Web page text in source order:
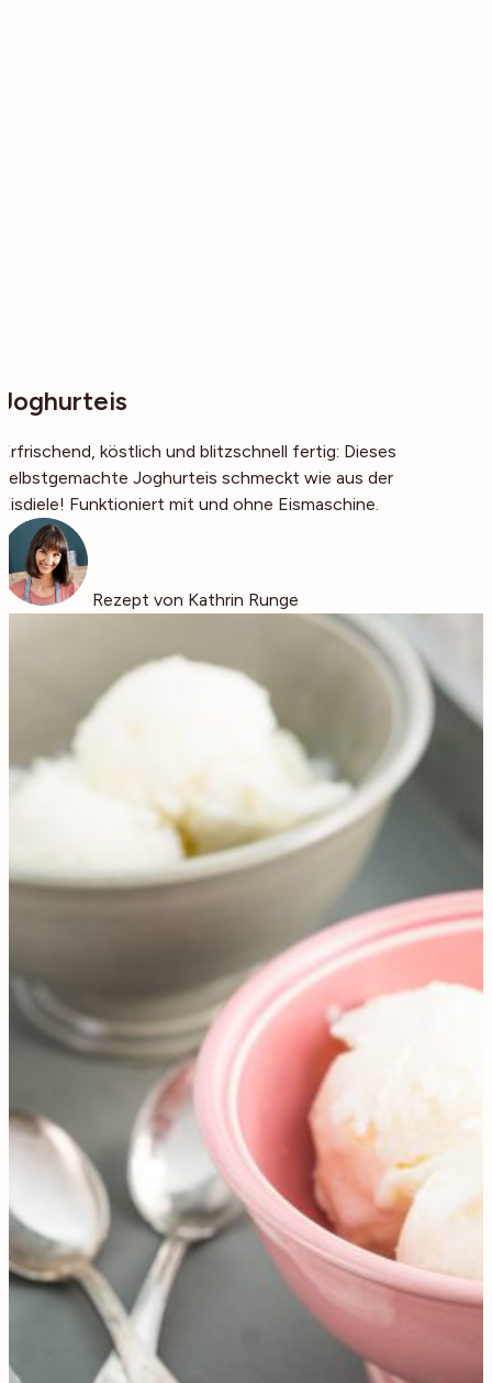
Joghurteis
Erfrischend, köstlich und blitzschnell fertig: Dieses
selbstgemachte Joghurteis schmeckt wie aus der
Eisdiele! Funktioniert mit und ohne Eismaschine.
Rezept von Kathrin Runge